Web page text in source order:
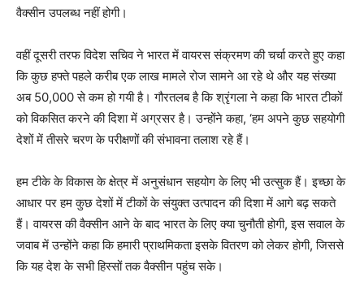
वैक्सीन उपलब्ध नहीं होगी।
वहीं दूसरी तरफ विदेश सचिव ने भारत में वायरस संक्रमण की चर्चा करते हुए कहा
कि कुछ हफ्ते पहले करीब एक लाख मामले रोज सामने आ रहे थे और यह संख्या
अब 50,000 से कम हो गयी है। गौरतलब है कि श्रृंगला ने कहा कि भारत टीकों
को विकसित करने की दिशा में अग्रसर है। उन्होंने कहा, ‘हम अपने कुछ सहयोगी
देशों में तीसरे चरण के परीक्षणों की संभावना तलाश रहे हैं।
हम टीके के विकास के क्षेत्र में अनुसंधान सहयोग के लिए भी उत्सुक हैं। इच्छा के
आधार पर हम कुछ देशों में टीकों के संयुक्त उत्पादन की दिशा में आगे बढ़ सकते
हैं। वायरस की वैक्सीन आने के बाद भारत के लिए क्या चुनौती होगी, इस सवाल के
जवाब में उन्होंने कहा कि हमारी प्राथमिकता इसके वितरण को लेकर होगी, जिससे
कि यह देश के सभी हिस्सों तक वैक्सीन पहुंच सके।